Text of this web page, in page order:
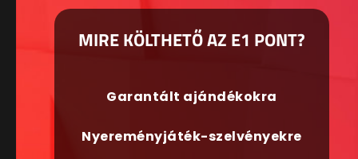
MIRE KÖLTHETŐ AZ E1 PONT?
Garantált ajándékokra
Nyereményjáték-szelvényekre